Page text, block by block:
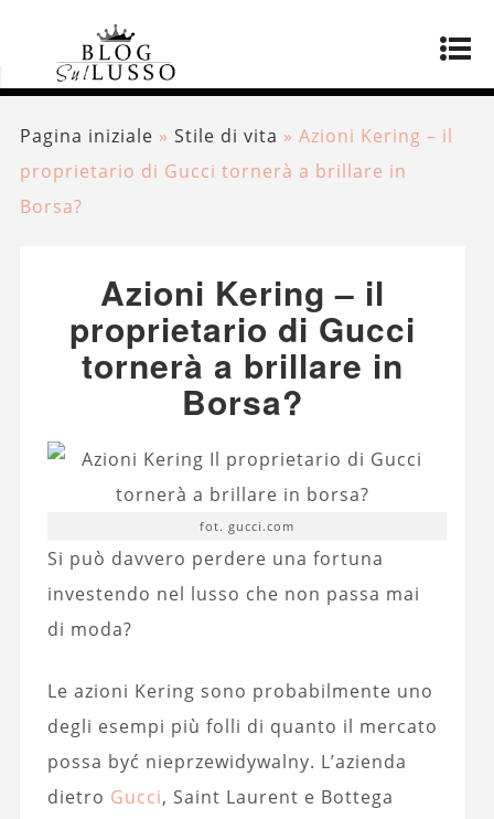
Pagina iniziale » Stile di vita » Azioni Kering – il
proprietario di Gucci tornerà a brillare in
Borsa?
Azioni Kering – il
proprietario di Gucci
tornerà a brillare in
Borsa?
fot. gucci.com
Si può davvero perdere una fortuna
investendo nel lusso che non passa mai
di moda?
Le azioni Kering sono probabilmente uno
degli esempi più folli di quanto il mercato
possa być nieprzewidywalny. L’azienda
dietro Gucci, Saint Laurent e Bottega